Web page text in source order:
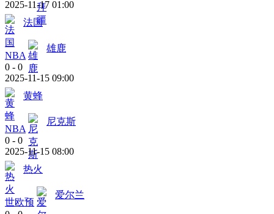
2025-11-17 01:00
法国
NBA
雄鹿
0 - 0
2025-11-15 09:00
黄蜂
NBA
尼克斯
0 - 0
2025-11-15 08:00
热火
世欧预
爱尔兰